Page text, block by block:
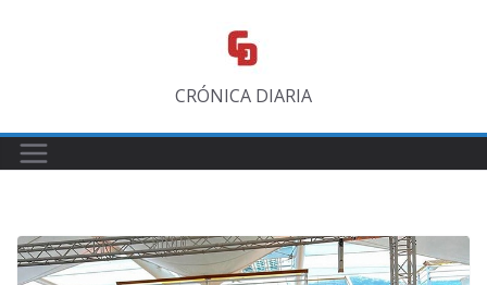
CRÓNICA DIARIA